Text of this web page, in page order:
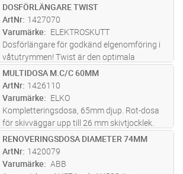
ST Lägg i kundvagn
DOSFÖRLÄNGARE TWIST
ArtNr 1427070
Varumärke
ELEKTROSKUTT
Dosförlängare för godkänd elgenomföring i
våtutrymmen! Twist är den optimala
dosförlängaren som gör det möjligt att täta
runt dosan (krav från GVK i våtzon 1) och på
så vis skapa en godkänd elgenomfö
ST Lägg i kundvagn
MULTIDOSA M.C/C 60MM
ArtNr 1426110
Varumärke
ELKO
Kompletteringsdosa, 65mm djup. Rot-dosa
för skivväggar upp till 26 mm skivtjocklek.
Multidosan har tre 16 mm röranslutningar
med spärrfjädrar, användas tillsammans med
flexibelt VP-rör. Dosfräs för h
ST Lägg i kundvagn
RENOVERINGSDOSA DIAMETER 74MM
ArtNr 1420079
Varumärke
ABB